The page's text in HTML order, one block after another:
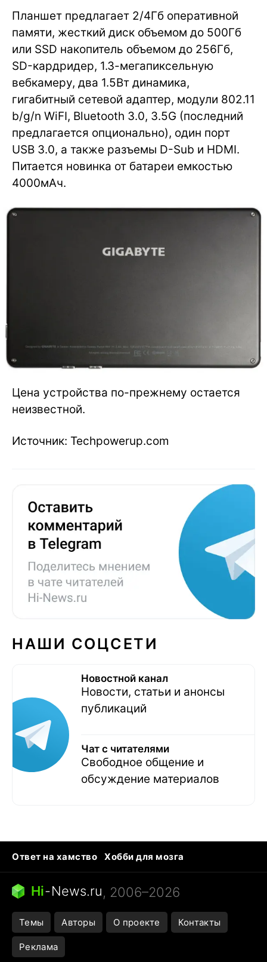
Планшет предлагает 2/4Гб оперативной
памяти, жесткий диск объемом до 500Гб
или SSD накопитель объемом до 256Гб,
SD-кардридер, 1.3-мегапиксельную
вебкамеру, два 1.5Вт динамика,
гигабитный сетевой адаптер, модули 802.11
b/g/n WiFI, Bluetooth 3.0, 3.5G (последний
предлагается опционально), один порт
USB 3.0, а также разъемы D-Sub и HDMI.
Питается новинка от батареи емкостью
4000мАч.
Цена устройства по-прежнему остается
неизвестной.
Источник: Techpowerup.com
НАШИ СОЦСЕТИ
Новостной канал
Новости, статьи и анонсы
публикаций
Чат с читателями
Свободное общение и
обсуждение материалов
Ответ на хамство
Хобби для мозга
Бензин 100 и 95
Тунцы в океанариуме
Следующая пандемия
Hi-News.ru, 2006–2026
Темы Авторы О проекте Контакты
Реклама